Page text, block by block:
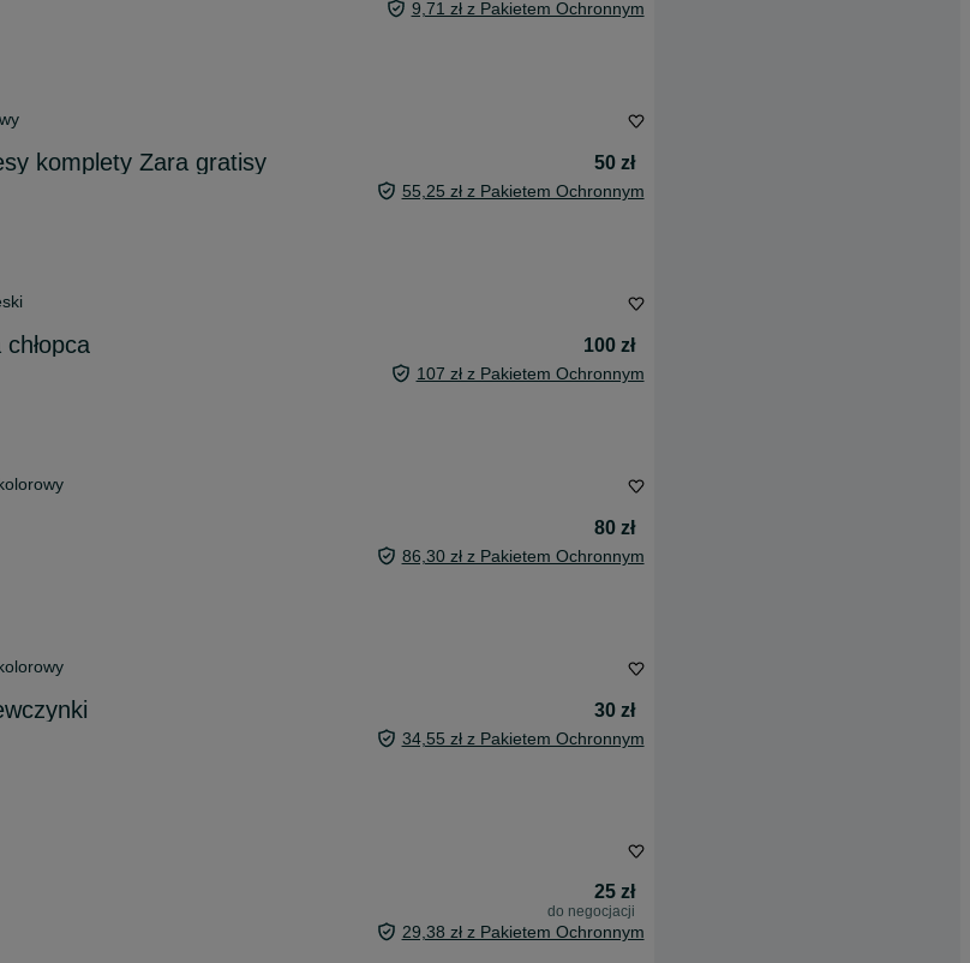
9,71 zł z Pakietem Ochronnym
komplety Zara gratisy
50 zł
55,25 zł z Pakietem Ochronnym
100 zł
107 zł z Pakietem Ochronnym
80 zł
86,30 zł z Pakietem Ochronnym
30 zł
34,55 zł z Pakietem Ochronnym
25 zł
do negocjacji
29,38 zł z Pakietem Ochronnym